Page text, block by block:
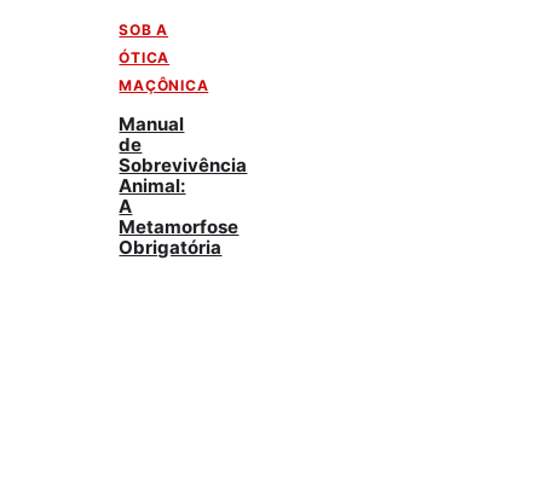
SOB A
ÓTICA
MAÇÔNICA
Manual
de
Sobrevivência
Animal:
A
Metamorfose
Obrigatória